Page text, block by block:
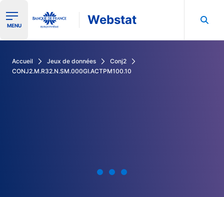
Ouvrir le menu de navigation
MENU Webstat
Accueil Jeux de données
Conj2
CONJ2.M.R32.N.SM.000GI.ACTPM100.10